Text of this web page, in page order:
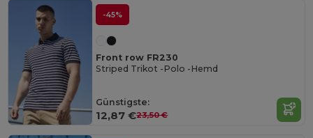
-45%
Front row FR230
Striped Trikot -Polo -Hemd
Günstigste:
12,87 €23,50 €